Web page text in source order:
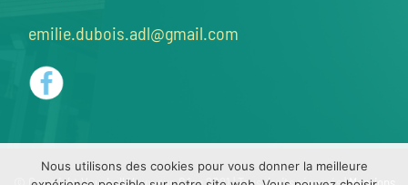
emilie.dubois.adl@gmail.com
Nous utilisons des cookies pour vous donner la meilleure